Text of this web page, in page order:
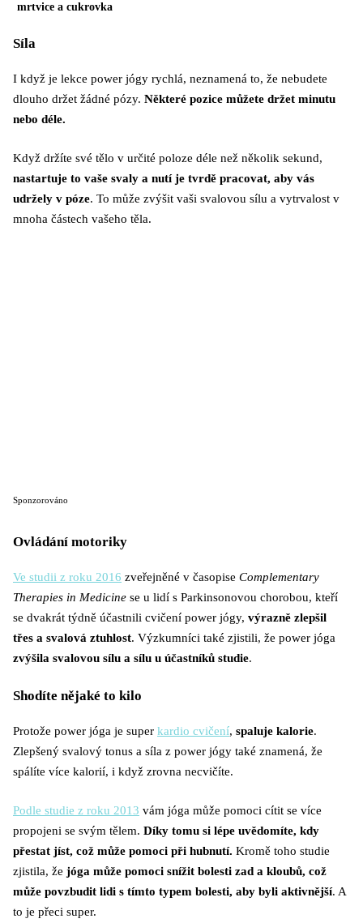
mrtvice a cukrovka
Síla
I když je lekce power jógy rychlá, neznamená to, že nebudete
dlouho držet žádné pózy. Některé pozice můžete držet minutu
nebo déle.
Když držíte své tělo v určité poloze déle než několik sekund,
nastartuje to vaše svaly a nutí je tvrdě pracovat, aby vás
udržely v póze. To může zvýšit vaši svalovou sílu a vytrvalost v
mnoha částech vašeho těla.
Sponzorováno
Ovládání motoriky
Ve studii z roku 2016 zveřejněné v časopise Complementary
Therapies in Medicine se u lidí s Parkinsonovou chorobou, kteří
se dvakrát týdně účastnili cvičení power jógy, výrazně zlepšil
třes a svalová ztuhlost. Výzkumníci také zjistili, že power jóga
zvýšila svalovou sílu a sílu u účastníků studie.
Shodíte nějaké to kilo
Protože power jóga je super kardio cvičení, spaluje kalorie.
Zlepšený svalový tonus a síla z power jógy také znamená, že
spálíte více kalorií, i když zrovna necvičíte.
Podle studie z roku 2013 vám jóga může pomoci cítit se více
propojeni se svým tělem. Díky tomu si lépe uvědomíte, kdy
přestat jíst, což může pomoci při hubnutí. Kromě toho studie
zjistila, že jóga může pomoci snížit bolesti zad a kloubů, což
může povzbudit lidi s tímto typem bolesti, aby byli aktivnější. A
to je přeci super.